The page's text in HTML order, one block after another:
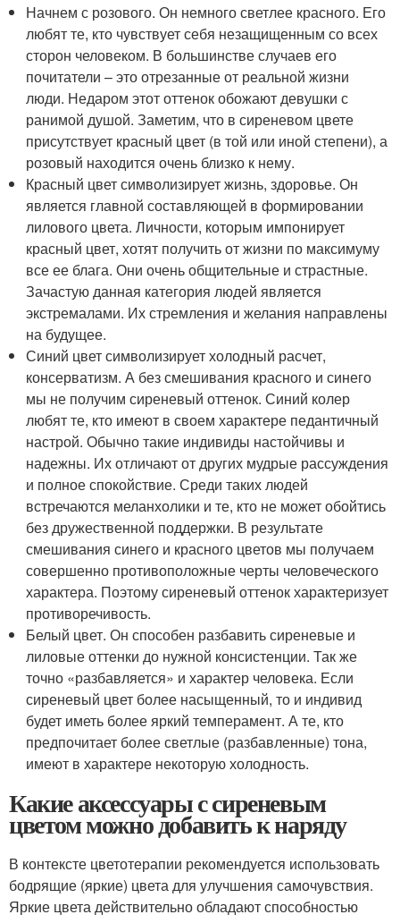
Начнем с розового. Он немного светлее красного. Его
любят те, кто чувствует себя незащищенным со всех
сторон человеком. В большинстве случаев его
почитатели – это отрезанные от реальной жизни
люди. Недаром этот оттенок обожают девушки с
ранимой душой. Заметим, что в сиреневом цвете
присутствует красный цвет (в той или иной степени), а
розовый находится очень близко к нему.
Красный цвет символизирует жизнь, здоровье. Он
является главной составляющей в формировании
лилового цвета. Личности, которым импонирует
красный цвет, хотят получить от жизни по максимуму
все ее блага. Они очень общительные и страстные.
Зачастую данная категория людей является
экстремалами. Их стремления и желания направлены
на будущее.
Синий цвет символизирует холодный расчет,
консерватизм. А без смешивания красного и синего
мы не получим сиреневый оттенок. Синий колер
любят те, кто имеют в своем характере педантичный
настрой. Обычно такие индивиды настойчивы и
надежны. Их отличают от других мудрые рассуждения
и полное спокойствие. Среди таких людей
встречаются меланхолики и те, кто не может обойтись
без дружественной поддержки. В результате
смешивания синего и красного цветов мы получаем
совершенно противоположные черты человеческого
характера. Поэтому сиреневый оттенок характеризует
противоречивость.
Белый цвет. Он способен разбавить сиреневые и
лиловые оттенки до нужной консистенции. Так же
точно «разбавляется» и характер человека. Если
сиреневый цвет более насыщенный, то и индивид
будет иметь более яркий темперамент. А те, кто
предпочитает более светлые (разбавленные) тона,
имеют в характере некоторую холодность.
Какие аксессуары с сиреневым
цветом можно добавить к наряду
В контексте цветотерапии рекомендуется использовать
бодрящие (яркие) цвета для улучшения самочувствия.
Яркие цвета действительно обладают способностью